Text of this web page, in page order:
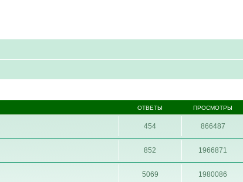
ОТВЕТЫ ПРОСМОТРЫ
454 866487
852 1966871
5069 1980086